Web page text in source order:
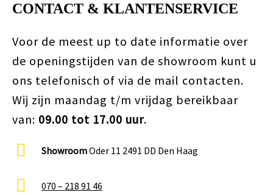
CONTACT & KLANTENSERVICE
Voor de meest up to date informatie over
de openingstijden van de showroom kunt u
ons telefonisch of via de mail contacten.
Wij zijn maandag t/m vrijdag bereikbaar
van: 09.00 tot 17.00 uur.
ShowroomOder 11 2491 DD Den Haag
070 – 218 91 46